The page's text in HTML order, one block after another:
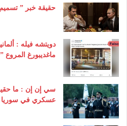
حقيقة خبر ”
دويتشه فيله :
ماغديبورغ المروع
سي إن إن : ما
عسكري في سوريا